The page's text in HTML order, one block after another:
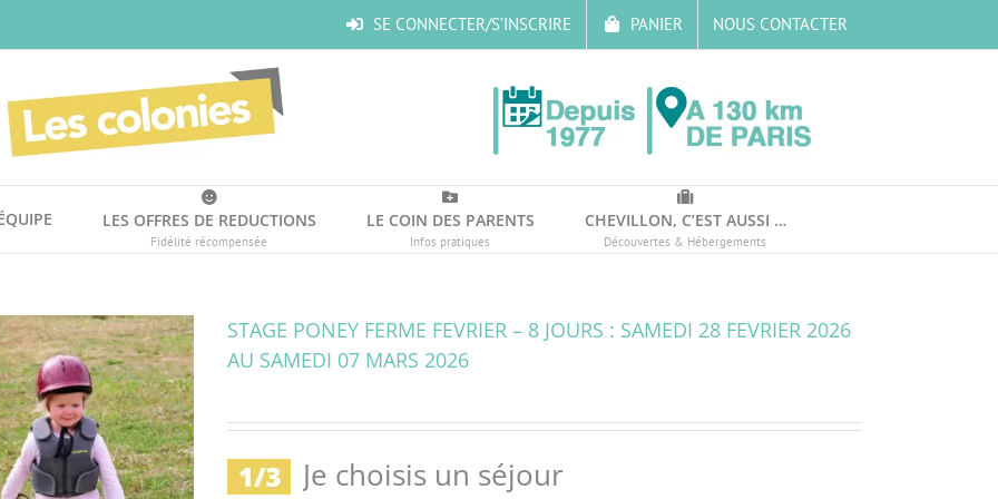
SE CONNECTER/S’INSCRIRE PANIER NOUS CONTACTER
LES OFFRES DE REDUCTIONS
Fidélité récompensée
LE COIN DES PARENTS
Infos pratiques
CHEVILLON, C’EST AUSSI …
Découvertes & Hébergements
STAGE PONEY FERME FEVRIER – 8 JOURS : SAMEDI 28 FEVRIER 2026
AU SAMEDI 07 MARS 2026
Je choisis un séjour